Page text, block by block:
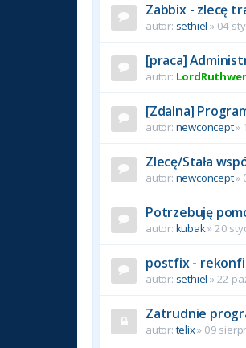
Zabbix - zlecę
autor: sethiel » 04
[praca]
autor:
[Zdalna]
autor: newconcept»
Zlecę/Stała
autor: newconcept»
Potrzebuję
autor: kubak» 20
postfix -
autor: sethiel » 22
Zatrudnie
autor: telix» 09